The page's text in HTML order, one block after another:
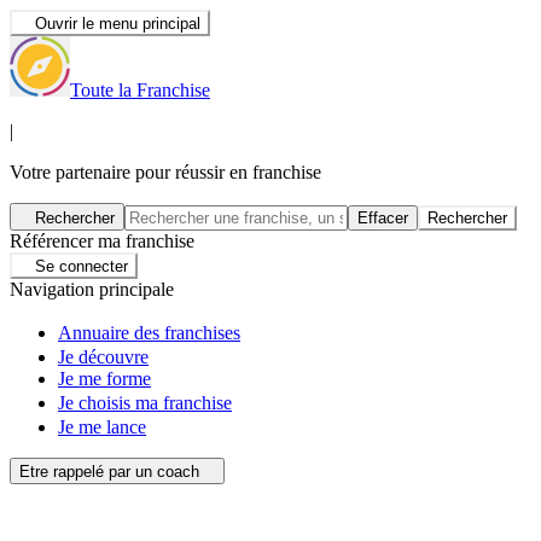
Ouvrir le menu principal
Toute la Franchise
|
Votre partenaire pour réussir en franchise
Rechercher Effacer Rechercher
Référencer ma franchise
Se connecter
Navigation principale
Annuaire des franchises
Je découvre
Je me forme
Je choisis ma franchise
Je me lance
Etre rappelé par un coach